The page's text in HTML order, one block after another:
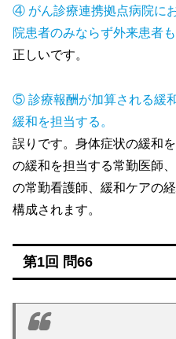
④ がん診療連携拠点病院に
院患者のみならず外来患者も
正しいです。
⑤ 診療報酬が加算される緩
緩和を担当する。
誤りです。身体症状の緩和
の緩和を担当する常勤医師
の常勤看護師、緩和ケアの
構成されます。
第1回 問66